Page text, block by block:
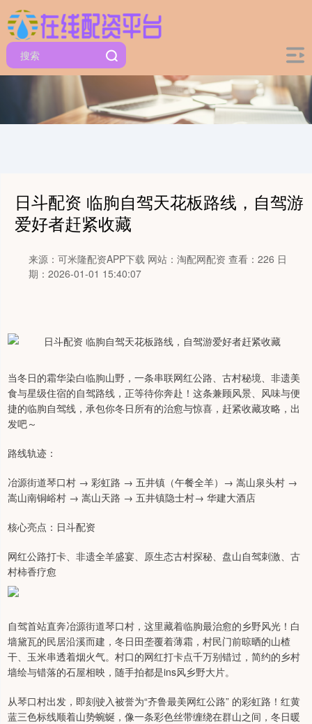
日斗配资 临朐自驾天花板路线，自驾游
爱好者赶紧收藏
来源：可米隆配资APP下载 网站：淘配网配资 查看：226 日
期：2026-01-01 15:40:07
当冬日的霜华染白临朐山野，一条串联网红公路、古村秘境、非遗美
食与星级住宿的自驾路线，正等待你奔赴！这条兼顾风景、风味与便
捷的临朐自驾线，承包你冬日所有的治愈与惊喜，赶紧收藏攻略，出
发吧～
路线轨迹：
冶源街道琴口村 → 彩虹路 → 五井镇（午餐全羊）→ 嵩山泉头村 →
嵩山南铜峪村 → 嵩山天路 → 五井镇隐士村→ 华建大酒店
核心亮点：日斗配资
网红公路打卡、非遗全羊盛宴、原生态古村探秘、盘山自驾刺激、古
村柿香疗愈
自驾首站直奔冶源街道琴口村，这里藏着临朐最治愈的乡野风光！白
墙黛瓦的民居沿溪而建，冬日田垄覆着薄霜，村民门前晾晒的山楂
干、玉米串透着烟火气。村口的网红打卡点千万别错过，简约的乡村
墙绘与错落的石屋相映，随手拍都是ins风乡野大片。
从琴口村出发，即刻驶入被誉为“齐鲁最美网红公路” 的彩虹路！红黄
蓝三色标线顺着山势蜿蜒，像一条彩色丝带缠绕在群山之间，冬日暖